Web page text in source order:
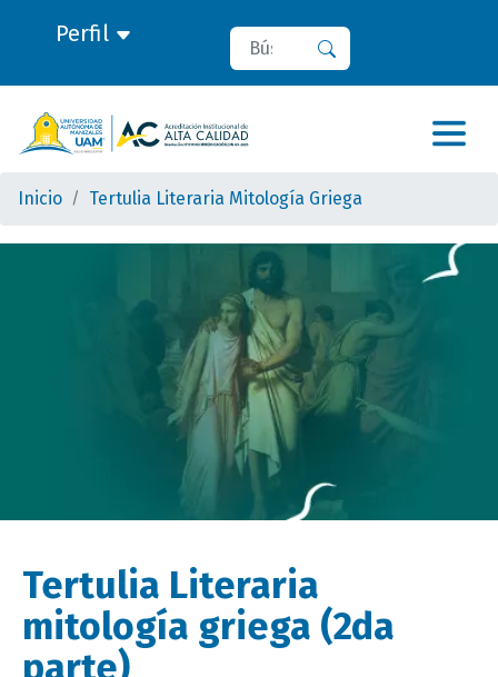
Perfil Buscar
Inicio Tertulia Literaria Mitología Griega
Tertulia Literaria
mitología griega (2da
parte)